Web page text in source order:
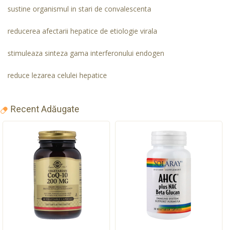
sustine organismul in stari de convalescenta
reducerea afectarii hepatice de etiologie virala
stimuleaza sinteza gama interferonului endogen
reduce lezarea celulei hepatice
Recent Adăugate